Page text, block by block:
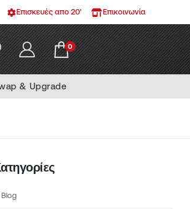
Επισκευές απο 20' Επικοινωνία
0
& Upgrade
Blog